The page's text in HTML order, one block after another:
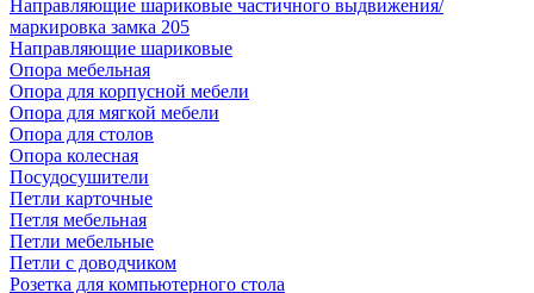
Направляющие шариковые частичного выдвижения/
маркировка замка 205
Направляющие шариковые
Опора мебельная
Опора для корпусной мебели
Опора для мягкой мебели
Опора для столов
Опора колесная
Посудосушители
Петли карточные
Петля мебельная
Петли мебельные
Петли с доводчиком
Розетка для компьютерного стола